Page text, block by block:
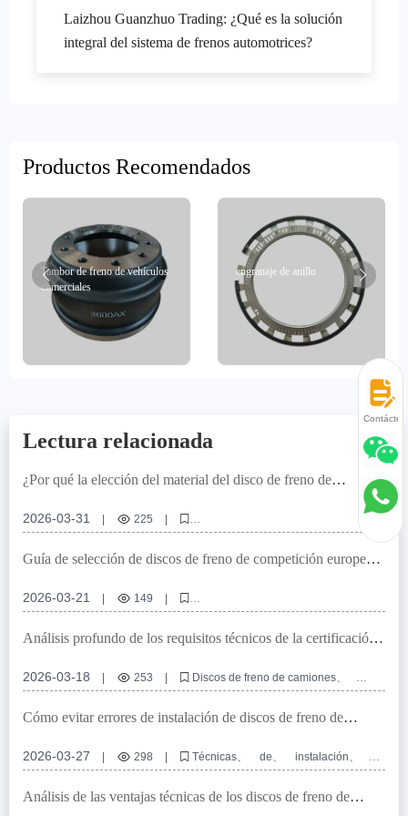
Laizhou Guanzhuo Trading: ¿Qué es la solución
integral del sistema de frenos automotrices?
Productos Recomendados
Tambor de freno de vehículos
comerciales
engranaje de anillo
Lectura relacionada
¿Por qué la elección del material del disco de freno de
Trade Co., Ltd. determina el rendimiento de seguridad de
frenado?
2026-03-31 | 225
|
Discos de freno de camiones comerciales de alta calidad
Materiales de discos de freno de camiones comerciales
Hierro gris GG20
Rendimiento de seguridad de frenado
Guía de selección de discos de freno de competición europeos |
con MAN/Scania
2026-03-21 | 149
|
discos de freno del equipo europeo
discos de freno con certificación CE
discos de freno para vehículos comerciales europeos
Discos de freno resistentes a altas temperaturas
Análisis profundo de los requisitos técnicos de la certificación
de camiones -莱州冠晫贸易有限公司
2026-03-18 | 253 |
Discos de freno de camiones
Certificación IATF TS16949
Diseño de discos de freno
Detección de equilibrio dinámico
Tecnología de tratamiento antirrostante
Cómo evitar errores de instalación de discos de freno de
2026-03-27 | 298 | Técnicas de
instalación
de
discos de freno de vehículos
comerciales
Diseño
de orificios de ubicación de
discos
de
freno Evitación de errores de
instalación
Análisis de las ventajas técnicas de los discos de freno de